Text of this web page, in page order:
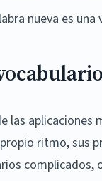
nueva es
las
ritmo, sus